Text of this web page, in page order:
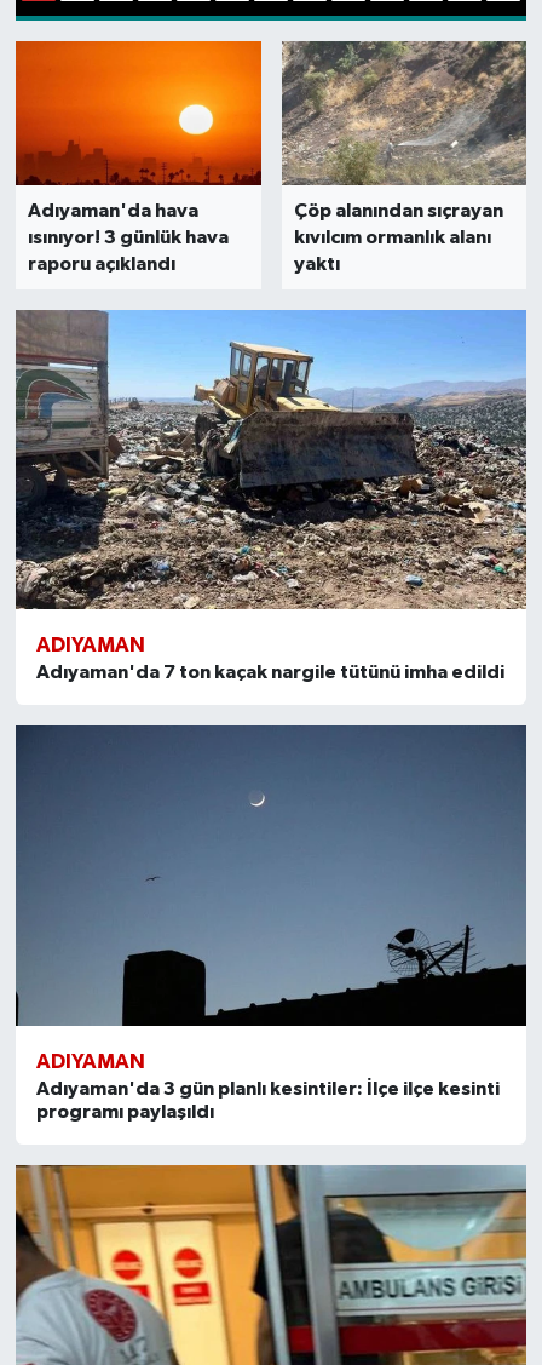
1 2 3 4 5 6 7 8 9 10 11 12 13
Adıyaman'da hava
ısınıyor! 3 günlük hava
raporu açıklandı
Çöp alanından sıçrayan
kıvılcım ormanlık alanı
yaktı
ADIYAMAN
Adıyaman'da 7 ton kaçak nargile tütünü imha edildi
ADIYAMAN
Adıyaman'da 3 gün planlı kesintiler: İlçe ilçe kesinti
programı paylaşıldı
Genel
Gündem
İlim & İrfan
KURDÎ
Sağlık
Sağlık & Yaşam
Siyaset
Spor
Yaşam